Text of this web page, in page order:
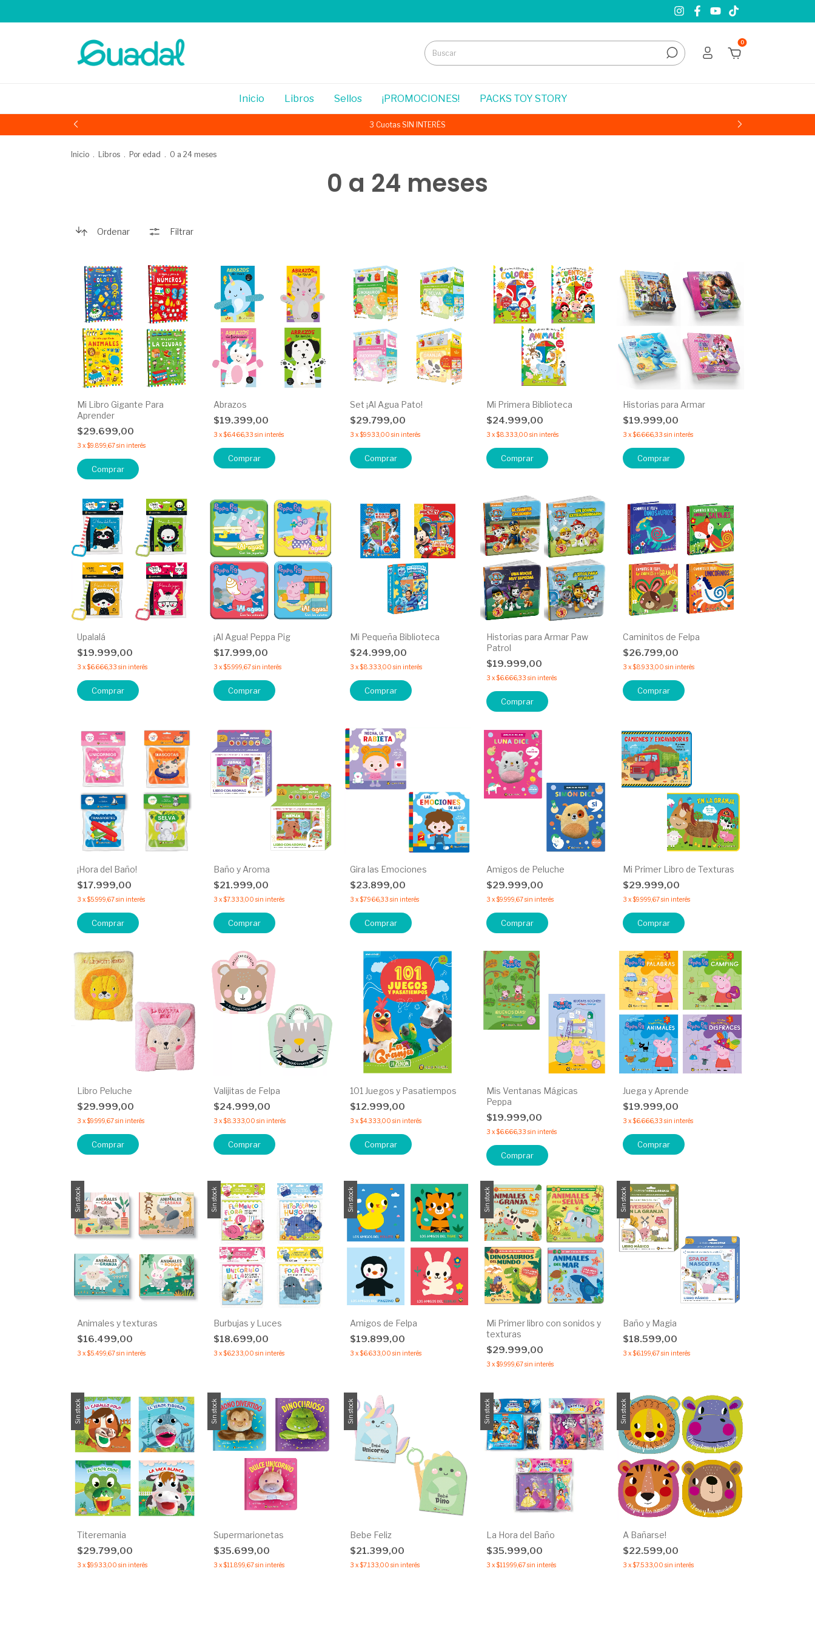
0
Inicio Libros Sellos ¡PROMOCIONES! PACKS TOY STORY
3 Cuotas SIN INTERÉS
Inicio . Libros . Por edad . 0 a 24 meses
0 a 24 meses
Ordenar Filtrar
Mi Libro Gigante Para
Aprender
$29.699,00
3 x$9.899,67sin interés
Comprar
Abrazos
$19.399,00
3 x$6.466,33 sin interés
Comprar
Set ¡Al Agua Pato!
$29.799,00
3 x$9.933,00 sin interés
Comprar
Mi Primera Biblioteca
$24.999,00
3 x$8.333,00 sin interés
Comprar
Historias para Armar
$19.999,00
3 x$6.666,33 sin interés
Comprar
Upalalá
$19.999,00
3 x$6.666,33 sin interés
Comprar
¡Al Agua! Peppa Pig
$17.999,00
3 x$5.999,67sin interés
Comprar
Mi Pequeña Biblioteca
$24.999,00
3 x$8.333,00 sin interés
Comprar
Historias para Armar Paw
Patrol
$19.999,00
3 x$6.666,33 sin interés
Comprar
Caminitos de Felpa
$26.799,00
3 x$8.933,00 sin interés
Comprar
¡Hora del Baño!
$17.999,00
3 x$5.999,67sin interés
Comprar
Baño y Aroma
$21.999,00
3 x$7.333,00 sin interés
Comprar
Gira las Emociones
$23.899,00
3 x$7.966,33 sin interés
Comprar
Amigos de Peluche
$29.999,00
3 x$9.999,67sin interés
Comprar
Mi Primer Libro de Texturas
$29.999,00
3 x$9.999,67sin interés
Comprar
Libro Peluche
$29.999,00
3 x$9.999,67sin interés
Comprar
Valijitas de Felpa
$24.999,00
3 x$8.333,00 sin interés
Comprar
101 Juegos y Pasatiempos
$12.999,00
3 x$4.333,00 sin interés
Comprar
Mis Ventanas Mágicas
Peppa
$19.999,00
3 x$6.666,33 sin interés
Comprar
Juega y Aprende
$19.999,00
3 x$6.666,33 sin interés
Comprar
Sin stock
Animales y texturas
$16.499,00
3 x$5.499,67sin interés
Sin stock
Burbujas y Luces
$18.699,00
3 x$6.233,00 sin interés
Sin stock
Amigos de Felpa
$19.899,00
3 x$6.633,00 sin interés
Sin stock
Mi Primer libro con sonidos y
texturas
$29.999,00
3 x$9.999,67sin interés
Sin stock
Baño y Magia
$18.599,00
3 x$6.199,67sin interés
Sin stock
Titeremania
$29.799,00
3 x$9.933,00 sin interés
Sin stock
Supermarionetas
$35.699,00
3 x$11.899,67sin interés
Sin stock
Bebe Feliz
$21.399,00
3 x$7.133,00 sin interés
Sin stock
La Hora del Baño
$35.999,00
3 x$11.999,67sin interés
Sin stock
A Bañarse!
$22.599,00
3 x$7.533,00 sin interés